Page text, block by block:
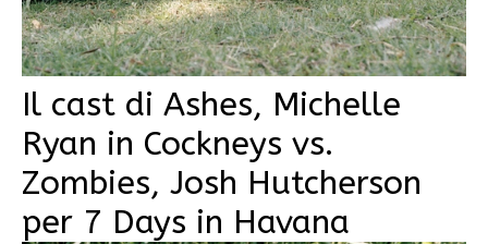
Il cast di Ashes, Michelle
Ryan in Cockneys vs.
Zombies, Josh Hutcherson
per 7 Days in Havana